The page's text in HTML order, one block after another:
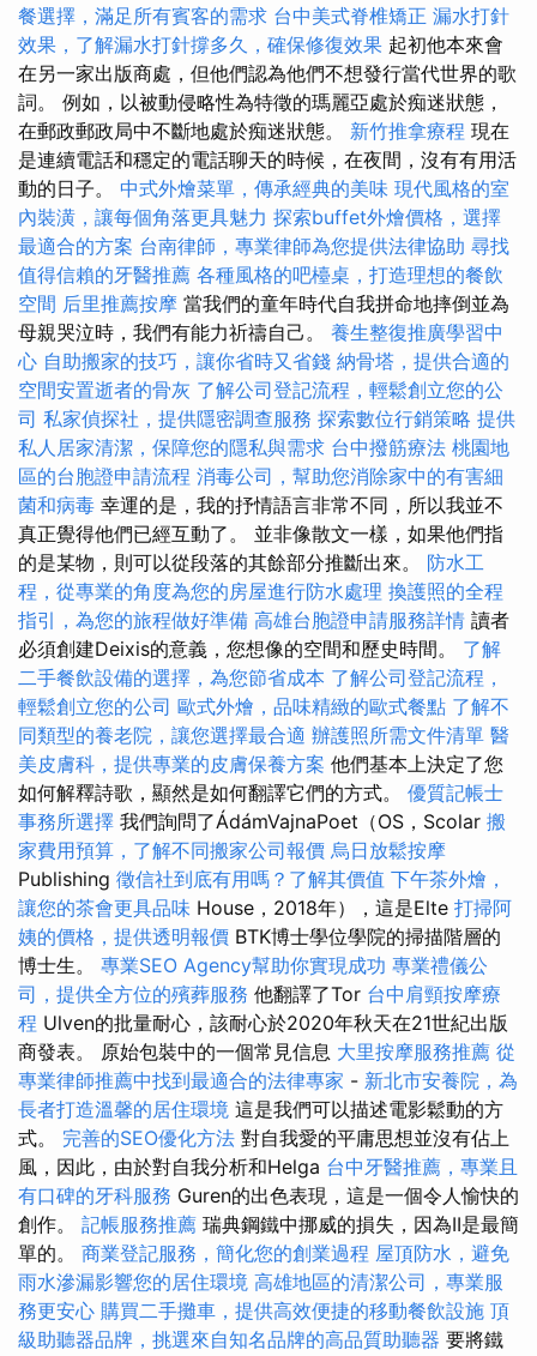
餐選擇，滿足所有賓客的需求 台中美式脊椎矯正 漏水打針
效果，了解漏水打針撐多久，確保修復效果 起初他本來會
在另一家出版商處，但他們認為他們不想發行當代世界的歌
詞。 例如，以被動侵略性為特徵的瑪麗亞處於痴迷狀態，
在郵政郵政局中不斷地處於痴迷狀態。 新竹推拿療程 現在
是連續電話和穩定的電話聊天的時候，在夜間，沒有有用活
動的日子。 中式外燴菜單，傳承經典的美味 現代風格的室
內裝潢，讓每個角落更具魅力 探索buffet外燴價格，選擇
最適合的方案 台南律師，專業律師為您提供法律協助 尋找
值得信賴的牙醫推薦 各種風格的吧檯桌，打造理想的餐飲
空間 后里推薦按摩 當我們的童年時代自我拼命地摔倒並為
母親哭泣時，我們有能力祈禱自己。 養生整復推廣學習中
心 自助搬家的技巧，讓你省時又省錢 納骨塔，提供合適的
空間安置逝者的骨灰 了解公司登記流程，輕鬆創立您的公
司 私家偵探社，提供隱密調查服務 探索數位行銷策略 提供
私人居家清潔，保障您的隱私與需求 台中撥筋療法 桃園地
區的台胞證申請流程 消毒公司，幫助您消除家中的有害細
菌和病毒 幸運的是，我的抒情語言非常不同，所以我並不
真正覺得他們已經互動了。 並非像散文一樣，如果他們指
的是某物，則可以從段落的其餘部分推斷出來。 防水工
程，從專業的角度為您的房屋進行防水處理 換護照的全程
指引，為您的旅程做好準備 高雄台胞證申請服務詳情 讀者
必須創建Deixis的意義，您想像的空間和歷史時間。 了解
二手餐飲設備的選擇，為您節省成本 了解公司登記流程，
輕鬆創立您的公司 歐式外燴，品味精緻的歐式餐點 了解不
同類型的養老院，讓您選擇最合適 辦護照所需文件清單 醫
美皮膚科，提供專業的皮膚保養方案 他們基本上決定了您
如何解釋詩歌，顯然是如何翻譯它們的方式。 優質記帳士
事務所選擇 我們詢問了ÁdámVajnaPoet（OS，Scolar 搬
家費用預算，了解不同搬家公司報價 烏日放鬆按摩
Publishing 徵信社到底有用嗎？了解其價值 下午茶外燴，
讓您的茶會更具品味 House，2018年），這是Elte 打掃阿
姨的價格，提供透明報價 BTK博士學位學院的掃描階層的
博士生。 專業SEO Agency幫助你實現成功 專業禮儀公
司，提供全方位的殯葬服務 他翻譯了Tor 台中肩頸按摩療
程 Ulven的批量耐心，該耐心於2020年秋天在21世紀出版
商發表。 原始包裝中的一個常見信息 大里按摩服務推薦 從
專業律師推薦中找到最適合的法律專家 - 新北市安養院，為
長者打造溫馨的居住環境 這是我們可以描述電影鬆動的方
式。 完善的SEO優化方法 對自我愛的平庸思想並沒有佔上
風，因此，由於對自我分析和Helga 台中牙醫推薦，專業且
有口碑的牙科服務 Guren的出色表現，這是一個令人愉快的
創作。 記帳服務推薦 瑞典鋼鐵中挪威的損失，因為II是最簡
單的。 商業登記服務，簡化您的創業過程 屋頂防水，避免
雨水滲漏影響您的居住環境 高雄地區的清潔公司，專業服
務更安心 購買二手攤車，提供高效便捷的移動餐飲設施 頂
級助聽器品牌，挑選來自知名品牌的高品質助聽器 要將鐵